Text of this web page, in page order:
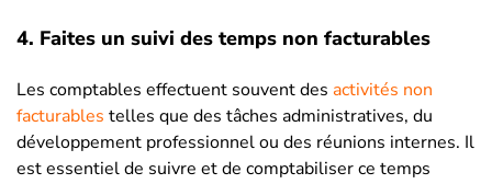
4. Faites un suivi des temps non facturables
Les comptables effectuent souvent des activités non
facturables telles que des tâches administratives, du
développement professionnel ou des réunions internes. Il
est essentiel de suivre et de comptabiliser ce temps